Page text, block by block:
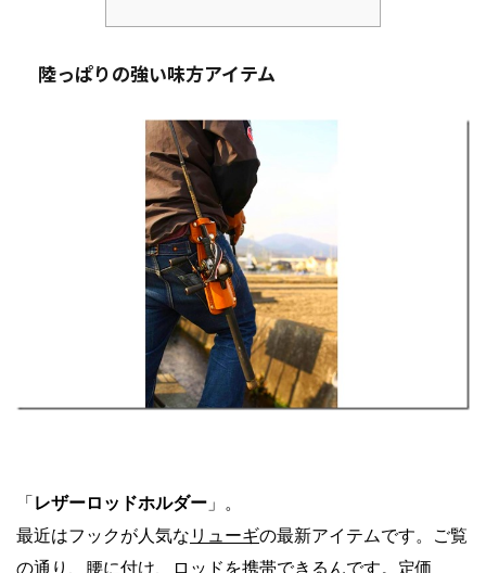
陸っぱりの強い味方アイテム
「レザーロッドホルダー 」。
最近はフックが人気な リューギの最新アイテムです。ご覧
の通り、腰に付け、ロッドを携帯できるんです。定価